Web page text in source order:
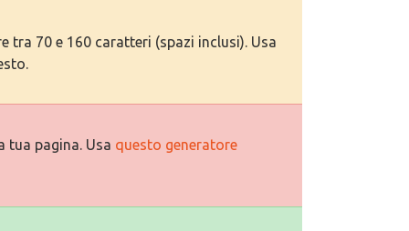
tra 70 e 160 caratteri (spazi inclusi). Usa
tua pagina. Usa questo generatore